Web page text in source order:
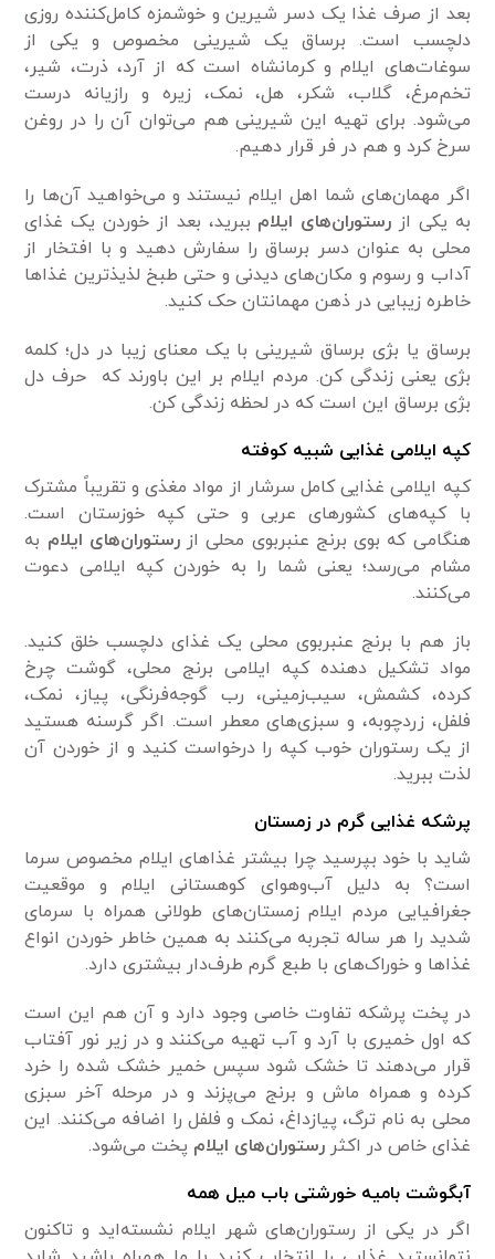
بعد از صرف غذا یک دسر شیرین و خوشمزه کامل‌کننده روزی
دلچسب است. برساق یک شیرینی مخصوص و یکی از
سوغات‌های ایلام و کرمانشاه است که از آرد، ذرت، شیر،
تخم‌مرغ، گلاب، شکر، هل، نمک، زیره و رازیانه درست
می‌شود. برای تهیه این شیرینی هم می‌توان آن را در روغن
سرخ کرد و هم در فر قرار دهیم.
اگر مهمان‌های شما اهل ایلام نیستند و می‌خواهید آن‌ها را
به یکی از رستوران‌های ایلام ببرید، بعد از خوردن یک غذای
محلی به عنوان دسر برساق را سفارش دهید و با افتخار از
آداب و رسوم و مکان‌های دیدنی و حتی طبخ لذیذ‌ترین غذا‌ها
خاطره زیبایی در ذهن مهمانتان حک کنید.
برساق یا بژی برساق شیرینی با یک معنای زیبا در دل؛ کلمه
بژی یعنی زندگی کن. مردم ایلام بر این باورند که حرف دل
بژی برساق این است که در لحظه زندگی کن.
کپه ایلامی غذایی شبیه کوفته
کپه ایلامی غذایی کامل سرشار از مواد مغذی و تقریباً مشترک
با کپه‌های کشورهای عربی و حتی کپه خوزستان است.
هنگامی که بوی برنج عنبربوی محلی ازرستوران‌های ایلام به
مشام می‌رسد؛ یعنی شما را به خوردن کپه ایلامی دعوت
می‌کنند.
باز هم با برنج عنبربوی محلی یک غذای دلچسب خلق کنید.
مواد تشکیل دهنده کپه ایلامی برنج محلی، گوشت چرخ
کرده، کشمش، سیب‌زمینی، رب گوجه‌فرنگی، پیاز، نمک،
فلفل، زردچوبه، و سبزی‌های معطر است. اگر گرسنه هستید
از یک رستوران خوب کپه را درخواست کنید و از خوردن آن
لذت ببرید.
پرشکه غذایی گرم در زمستان
شاید با خود بپرسید چرا بیشتر غذاهای ایلام مخصوص سرما
است؟ به دلیل آب‌و‌هوای کوهستانی ایلام و موقعیت
جغرافیایی مردم ایلام زمستان‌های طولانی همراه با سرمای
شدید را هر ساله تجربه می‌کنند به همین خاطر خوردن انواع
غذاها و خوراک‌های با طبع گرم طرف‌دار بیشتری دارد.
در پخت پرشکه تفاوت خاصی وجود دارد و آن هم این است
که اول خمیری با آرد و آب تهیه می‌کنند و در زیر نور آفتاب
قرار می‌دهند تا خشک شود سپس خمیر خشک شده را خرد
کرده و همراه ماش و برنج می‌پزند و در مرحله آخر سبزی
محلی به نام ترگ، پیازداغ، نمک و فلفل را اضافه می‌کنند. این
غذای خاص در اکثررستوران‌های ایلام پخت می‌شود.
آبگوشت بامیه خورشتی باب میل همه
اگر در یکی از رستوران‌های شهر ایلام نشسته‌اید و تاکنون